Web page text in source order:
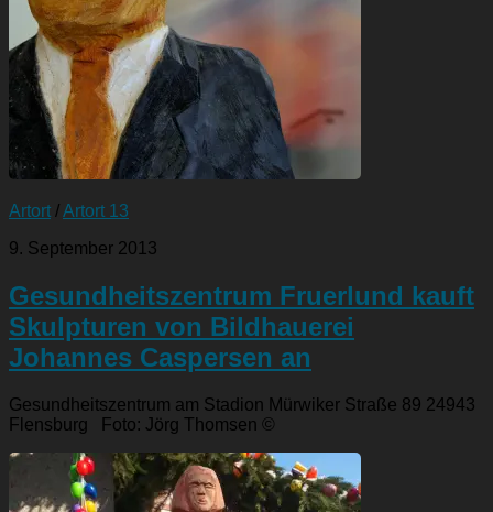
Artort /Artort 13
9. September 2013
Gesundheitszentrum Fruerlund kauft
Skulpturen von Bildhauerei
Johannes Caspersen an
Gesundheitszentrum am Stadion Mürwiker Straße 89 24943
Flensburg Foto: Jörg Thomsen ©